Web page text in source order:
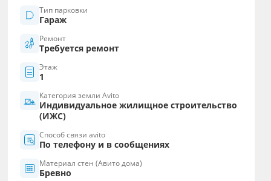
Тип парковки
Гараж
Ремонт
Требуется ремонт
Этаж
1
Категория земли Avito
Индивидуальное жилищное строительство
(ИЖС)
Способ связи avito
По телефону и в сообщениях
Материал стен (Авито дома)
Бревно